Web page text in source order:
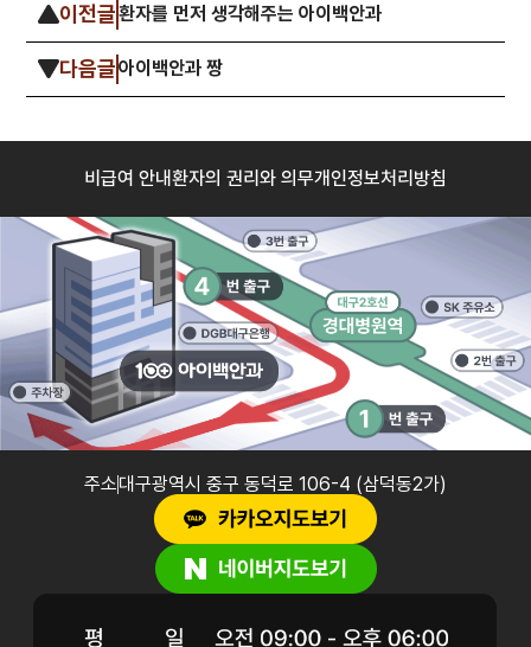
이전글환자를 먼저 생각해주는 아이백안과
다음글아이백안과 짱
비급여 안내환자의 권리와 의무개인정보처리방침
주소대구광역시 중구 동덕로 106-4 (삼덕동2가)